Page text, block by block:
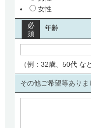
女性
年齢
必
須
（例：32歳、50代 など
その他ご希望等あり